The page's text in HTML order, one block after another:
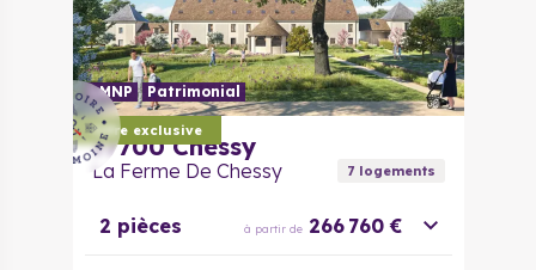
Offre exclusive
LMNP Patrimonial
77700 Chessy
La Ferme De Chessy 7logements
2 pièces à partir de 266 760 €